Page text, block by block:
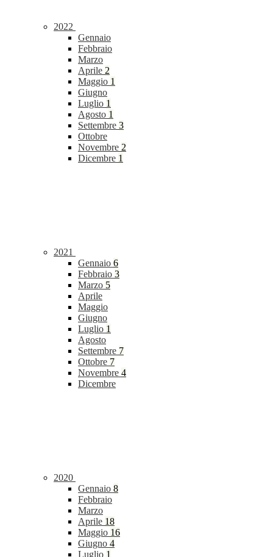
2022
Gennaio
Febbraio
Marzo
Aprile 2
Maggio 1
Giugno
Luglio 1
Agosto 1
Settembre 3
Ottobre
Novembre 2
Dicembre 1
2021
Gennaio 6
Febbraio 3
Marzo 5
Aprile
Maggio
Giugno
Luglio 1
Agosto
Settembre 7
Ottobre 7
Novembre 4
Dicembre
2020
Gennaio 8
Febbraio
Marzo
Aprile 18
Maggio 16
Giugno 4
Luglio 1